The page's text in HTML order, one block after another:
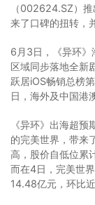
（002624.SZ）
来了口碑的扭转，
6月3日，《异环》
区域同步落地全新
跃居iOS畅销总榜
日，海外及中国港
《异环》出海超
的完美世界，带来
高，股价自低位累
而在4日，完美世
14.48亿元，环比近